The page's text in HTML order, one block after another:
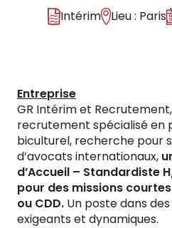
Intérim Lieu : Paris
Entreprise
GR Intérim et
recrutement spécialisé en
biculturel, recherche pour
d’avocats internationaux,
d’Accueil – Standardiste
pour des missions
ou CDD. Un poste dans
exigeants et dynamiques.